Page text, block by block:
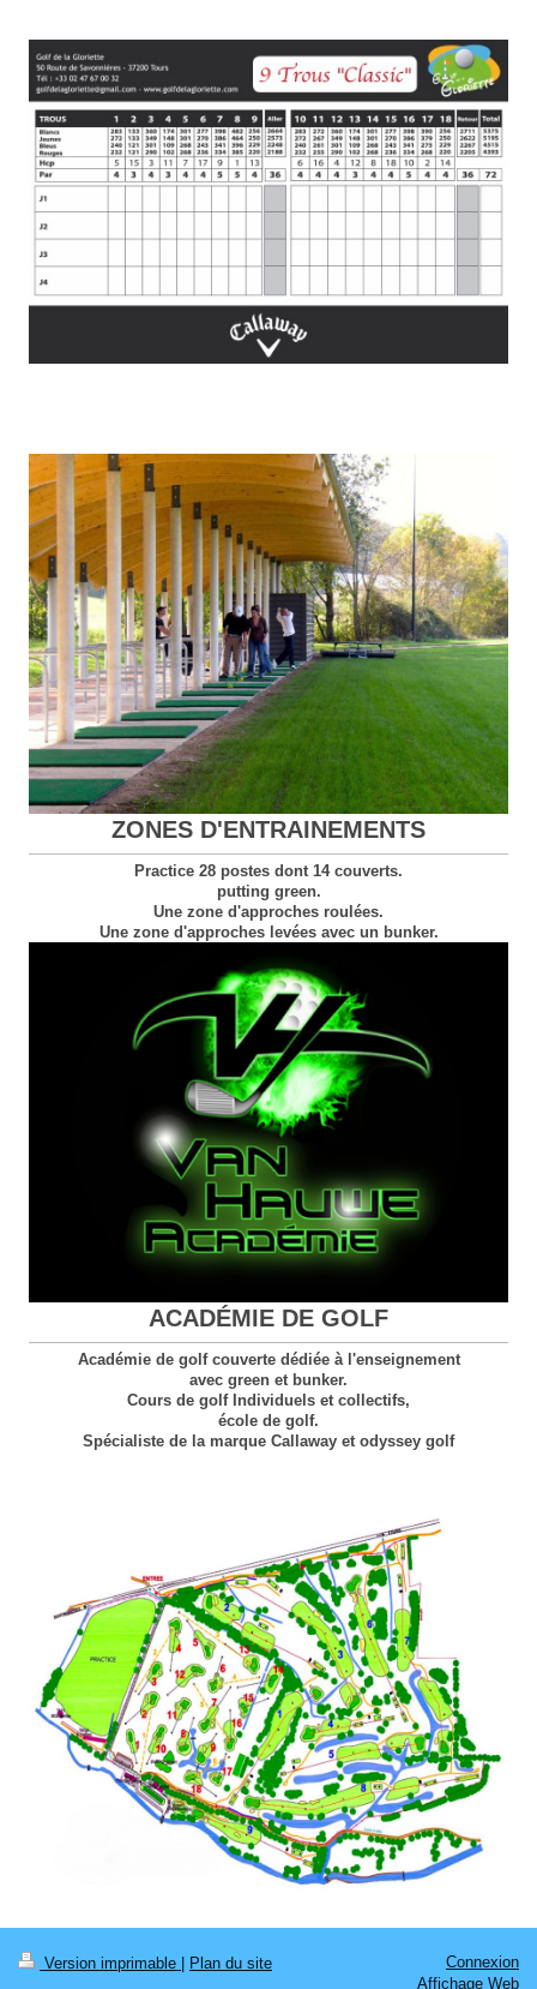
ZONES D'ENTRAINEMENTS
Practice 28 postes dont 14 couverts.
putting green.
Une zone d'approches roulées.
Une zone d'approches levées avec un bunker.
ACADÉMIE DE GOLF
Académie de golf couverte dédiée à l'enseignement
avec green et bunker.
Cours de golf Individuels et collectifs,
école de golf.
Spécialiste de la marque Callaway et odyssey golf
Version imprimable Plan du site
Connexion
Affichage Web